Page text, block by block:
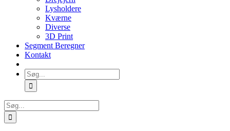
Lysholdere
Kværne
Diverse
3D Print
Segment Beregner
Kontakt
Søg
efter:
Søg
efter: